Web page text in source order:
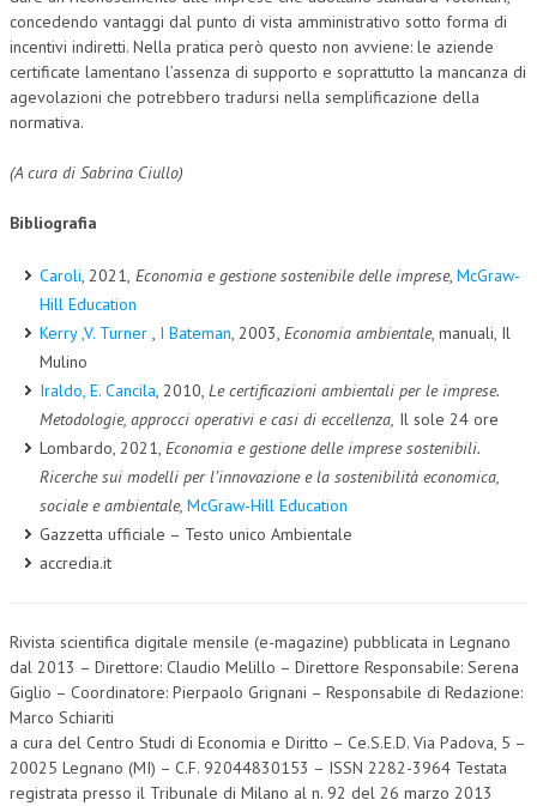
concedendo vantaggi dal punto di vista amministrativo sotto forma di
incentivi indiretti. Nella pratica però questo non avviene: le aziende
certificate lamentano l’assenza di supporto e soprattutto la mancanza di
agevolazioni che potrebbero tradursi nella semplificazione della
normativa.
(A cura di Sabrina Ciullo)
Bibliografia
Caroli, 2021, Economia e gestione sostenibile delle imprese, McGraw-
Hill Education
Kerry ,V. Turner , I Bateman, 2003, Economia ambientale, manuali, Il
Mulino
Iraldo, E. Cancila, 2010, Le certificazioni ambientali per le imprese.
Metodologie, approcci operativi e casi di eccellenza, Il sole 24 ore
Lombardo, 2021, Economia e gestione delle imprese sostenibili.
Ricerche sui modelli per l’innovazione e la sostenibilità economica,
sociale e ambientale, McGraw-Hill Education
Gazzetta ufficiale – Testo unico Ambientale
accredia.it
Rivista scientifica digitale mensile (e-magazine) pubblicata in Legnano
dal 2013 – Direttore: Claudio Melillo – Direttore Responsabile: Serena
Giglio – Coordinatore: Pierpaolo Grignani – Responsabile di Redazione:
Marco Schiariti
a cura del Centro Studi di Economia e Diritto – Ce.S.E.D. Via Padova, 5 –
20025 Legnano (MI) – C.F. 92044830153 – ISSN 2282-3964 Testata
registrata presso il Tribunale di Milano al n. 92 del 26 marzo 2013